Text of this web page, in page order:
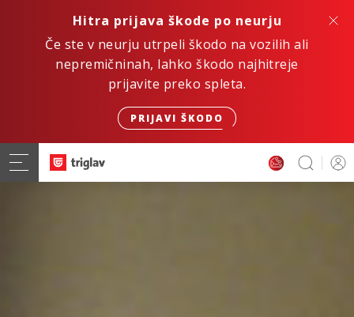
Hitra prijava škode po neurju
Če ste v neurju utrpeli škodo na vozilih ali
nepremičninah, lahko škodo najhitreje
prijavite preko spleta.
PRIJAVI ŠKODO